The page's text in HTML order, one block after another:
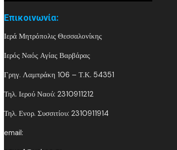
Επικοινωνία:
Ιερά Μητρόπολις Θεσσαλονίκης
Ιερός Ναός Αγίας Βαρβάρας
Γρηγ. Λαμπράκη 106 – Τ.Κ. 54351
Τηλ. Ιερού Ναού: 2310911212
Τηλ. Ενορ. Συσσιτίου: 2310911914
email: